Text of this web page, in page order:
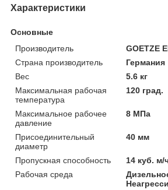
Характеристики
Основные
Производитель
GOETZE
Страна производитель
Германия
Вес
5.6 кг
Максимальная рабочая
температура
120 град.
Максимальное рабочее
давление
8 МПа
Присоединительный
диаметр
40 мм
Пропускная способность
14 куб. м/
Рабочая среда